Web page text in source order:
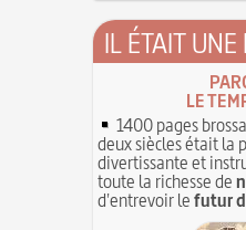
IL ÉTAIT
LE
1400 pages
deux siècles était la
divertissante et
toute la richesse de
d'entrevoir lefutur